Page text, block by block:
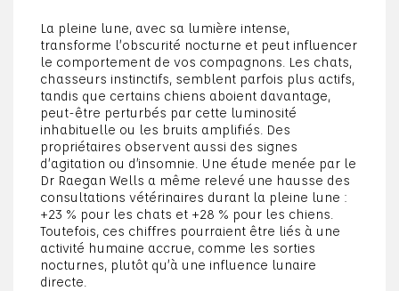
La pleine lune, avec sa lumière intense,
transforme l’obscurité nocturne et peut influencer
le comportement de vos compagnons. Les chats,
chasseurs instinctifs, semblent parfois plus actifs,
tandis que certains chiens aboient davantage,
peut-être perturbés par cette luminosité
inhabituelle ou les bruits amplifiés. Des
propriétaires observent aussi des signes
d’agitation ou d’insomnie. Une étude menée par le
Dr Raegan Wells a même relevé une hausse des
consultations vétérinaires durant la pleine lune :
+23 % pour les chats et +28 % pour les chiens.
Toutefois, ces chiffres pourraient être liés à une
activité humaine accrue, comme les sorties
nocturnes, plutôt qu’à une influence lunaire
directe.